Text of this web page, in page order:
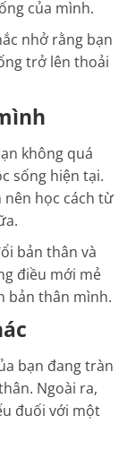
của mình.
nhở rằng bạn
trở lên thoải
không quá
sống hiện tại.
nên học cách từ
bản thân và
điều mới mẻ
bản thân mình.
bạn đang tràn
Ngoài ra,
đuối với một